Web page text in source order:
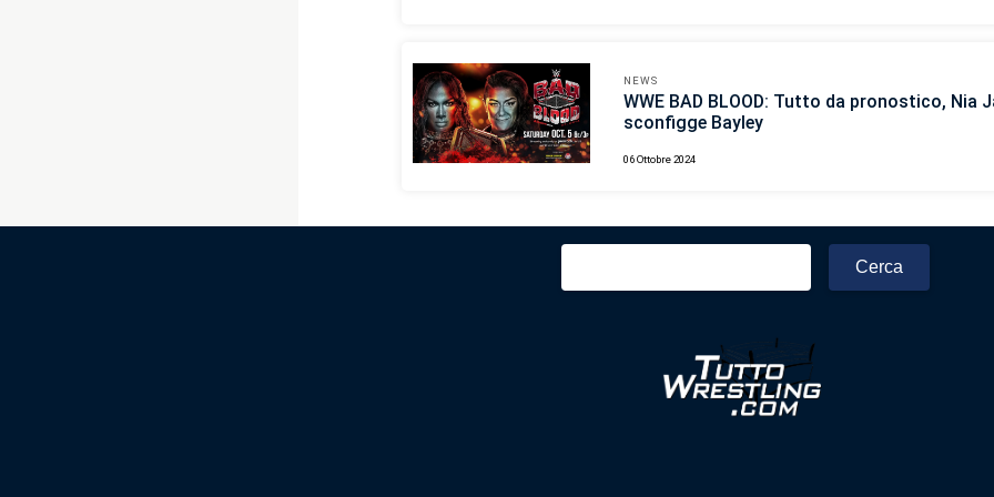
NEWS
WWE BAD BLOOD: Tutto da pronostico, Nia
sconfigge Bayley
06 Ottobre 2024
Ricerca